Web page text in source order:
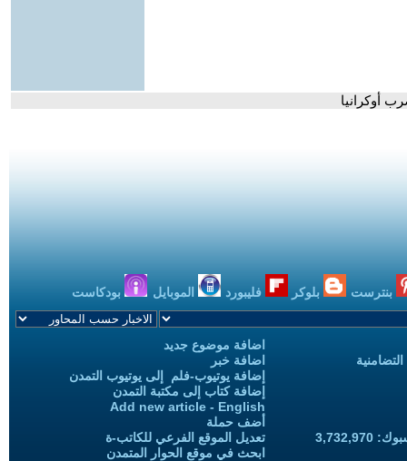
أوكرانيا
بنترست بلوكر فليبورد الموبايل بودكاست
اضافة موضوع جديد
اضافة خبر
إضافة يوتيوب-فلم إلى يوتيوب التمدن
إضافة كتاب إلى مكتبة التمدن
Add new article - English
أضف حملة
تعديل الموقع الفرعي للكاتب-ة
ابحث في موقع الحوار المتمدن